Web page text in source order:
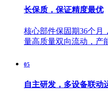
长保质，保证精度最优
核心部件保固期36个月
量高质量双向流动，产
05
自主研发，多设备联动